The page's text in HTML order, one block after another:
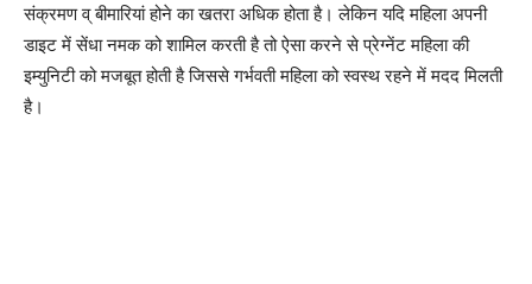
संक्रमण व् बीमारियां होने का खतरा अधिक होता है। लेकिन यदि महिला अपनी
डाइट में सेंधा नमक को शामिल करती है तो ऐसा करने से प्रेग्नेंट महिला की
इम्युनिटी को मजबूत होती है जिससे गर्भवती महिला को स्वस्थ रहने में मदद मिलती
है।